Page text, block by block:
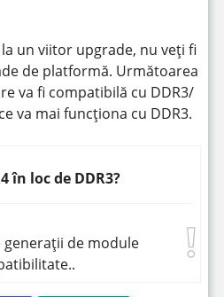
un viitor upgrade, nu veți fi
de platformă. Următoarea
va fi compatibilă cu DDR3/
va mai funcționa cu DDR3.
în loc de DDR3?
generații de module